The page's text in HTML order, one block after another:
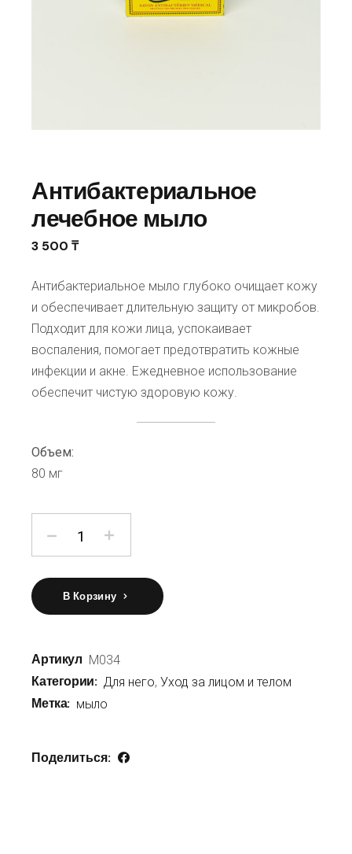
Антибактериальное
лечебное мыло
3 500₸
Антибактериальное мыло глубоко очищает кожу
и обеспечивает длительную защиту от микробов.
Подходит для кожи лица, успокаивает
воспаления, помогает предотвратить кожные
инфекции и акне. Ежедневное использование
обеспечит чистую здоровую кожу.
Объем:
80 мг
количество Антибактериальное лечебное мыло
В Корзину
Артикул M034
Категории: Для него,Уход за лицом и телом
Метка: мыло
Поделиться: